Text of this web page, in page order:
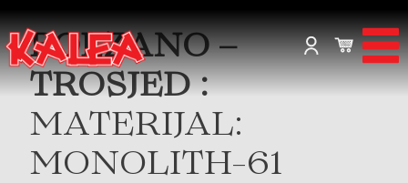
BOLZANO –
TROSJED :
MATERIJAL:
MONOLITH-61